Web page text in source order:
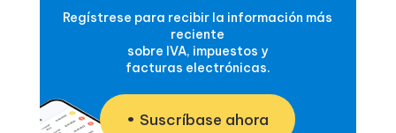
Regístrese para recibir la información más
reciente
sobre IVA, impuestos y
facturas electrónicas.
Suscríbase ahora